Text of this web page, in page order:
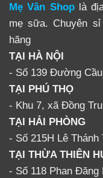
Mẹ Vân Shoplà
mẹ sữa. Chuyên
hãng
TẠI HÀ NỘI
- Số 139 Đường
TẠI PHÚ THỌ
- Khu 7, xã Đồng
TẠI HẢI PHÒNG
- Số 215H Lê Thánh
TẠI THỪA THIÊN
- Số 118 Phan Đăng